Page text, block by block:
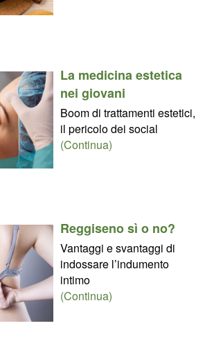
La medicina estetica
nei giovani
Boom di trattamenti estetici,
il pericolo dei social
(Continua)
Reggiseno sì o no?
Vantaggi e svantaggi di
indossare l’indumento
intimo
(Continua)